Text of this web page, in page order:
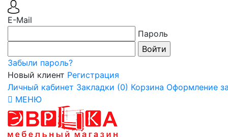
E-Mail
Пароль
Забыли пароль?
Новый клиент Регистрация
Личный кабинет Закладки (0) Корзина Оформление
МЕНЮ